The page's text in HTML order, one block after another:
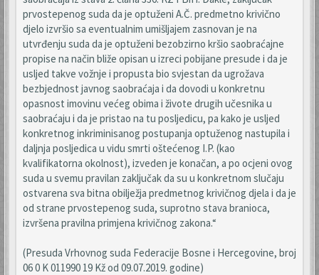
prvostepenog suda da je optuženi A.Č. predmetno krivično
djelo izvršio sa eventualnim umišljajem zasnovan je na
utvrđenju suda da je optuženi bezobzirno kršio saobraćajne
propise na način bliže opisan u izreci pobijane presude i da je
usljed takve vožnje i propusta bio svjestan da ugrožava
bezbjednost javnog saobraćaja i da dovodi u konkretnu
opasnost imovinu većeg obima i živote drugih učesnika u
saobraćaju i da je pristao na tu posljedicu, pa kako je usljed
konkretnog inkriminisanog postupanja optuženog nastupila i
daljnja posljedica u vidu smrti oštećenog I.P. (kao
kvalifikatorna okolnost), izveden je konačan, a po ocjeni ovog
suda u svemu pravilan zaključak da su u konkretnom slučaju
ostvarena sva bitna obilježja predmetnog krivičnog djela i da je
od strane prvostepenog suda, suprotno stava branioca,
izvršena pravilna primjena krivičnog zakona.“
(Presuda Vrhovnog suda Federacije Bosne i Hercegovine, broj
06 0 K 011990 19 Kž od 09.07.2019. godine)